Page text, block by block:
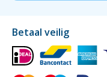
Betaal veilig